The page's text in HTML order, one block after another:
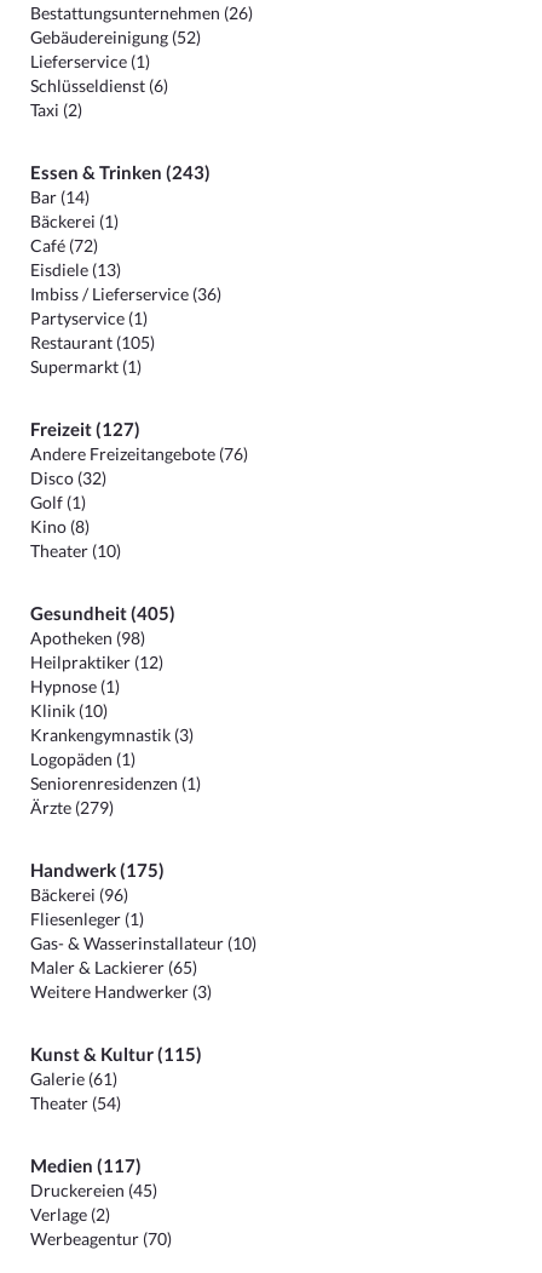
Bestattungsunternehmen (26)
Gebäudereinigung (52)
Lieferservice (1)
Schlüsseldienst (6)
Taxi (2)
Essen & Trinken (243)
Bar (14)
Bäckerei (1)
Café (72)
Eisdiele (13)
Imbiss / Lieferservice (36)
Partyservice (1)
Restaurant (105)
Supermarkt (1)
Freizeit (127)
Andere Freizeitangebote (76)
Disco (32)
Golf (1)
Kino (8)
Theater (10)
Gesundheit (405)
Apotheken (98)
Heilpraktiker (12)
Hypnose (1)
Klinik (10)
Krankengymnastik (3)
Logopäden (1)
Seniorenresidenzen (1)
Ärzte (279)
Handwerk (175)
Bäckerei (96)
Fliesenleger (1)
Gas- & Wasserinstallateur (10)
Maler & Lackierer (65)
Weitere Handwerker (3)
Kunst & Kultur (115)
Galerie (61)
Theater (54)
Medien (117)
Druckereien (45)
Verlage (2)
Werbeagentur (70)